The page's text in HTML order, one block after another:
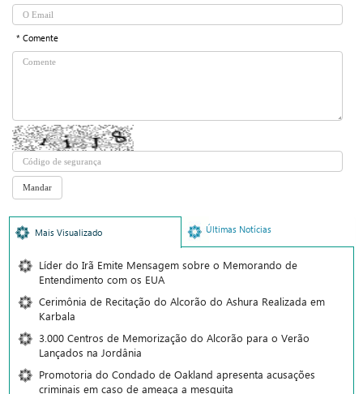
* Comente
Mais Visualizado Últimas Notícias
Líder do Irã Emite Mensagem sobre o Memorando de
Entendimento com os EUA
Cerimônia de Recitação do Alcorão do Ashura Realizada em
Karbala
3.000 Centros de Memorização do Alcorão para o Verão
Lançados na Jordânia
Promotoria do Condado de Oakland apresenta acusações
criminais em caso de ameaça a mesquita